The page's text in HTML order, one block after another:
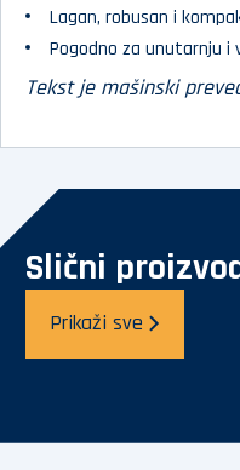
Lagan, robusan i
Pogodno za unutarnju i
Tekst je mašinski
Slični
Prikaži sve